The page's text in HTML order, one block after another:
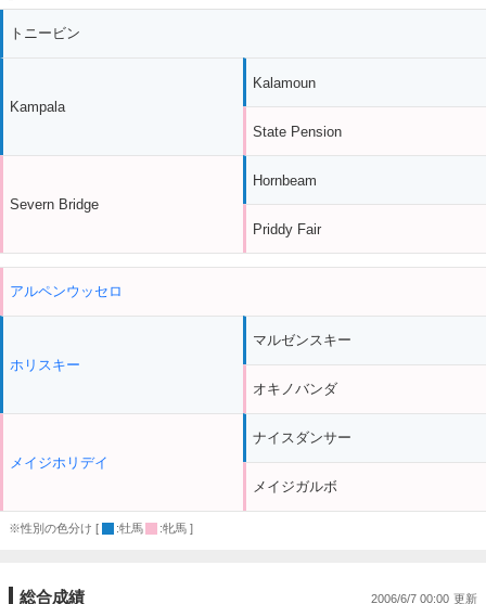
トニービン
Kampala
Severn Bridge
Kalamoun
State Pension
Hornbeam
Priddy Fair
アルペンウッセロ
ホリスキー
メイジホリデイ
マルゼンスキー
オキノバンダ
ナイスダンサー
メイジガルボ
※性別の色分け [ :牡馬 :牝馬 ]
総合成績 2006/6/7 00:00